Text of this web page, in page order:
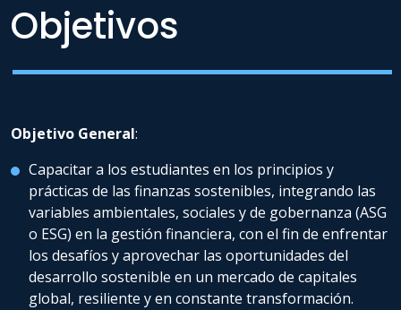
Objetivo General:
Capacitar a los estudiantes en los principios y
prácticas de las finanzas sostenibles, integrando las
variables ambientales, sociales y de gobernanza (ASG
o ESG) en la gestión financiera, con el fin de enfrentar
los desafíos y aprovechar las oportunidades del
desarrollo sostenible en un mercado de capitales
global, resiliente y en constante transformación.
Objetivos